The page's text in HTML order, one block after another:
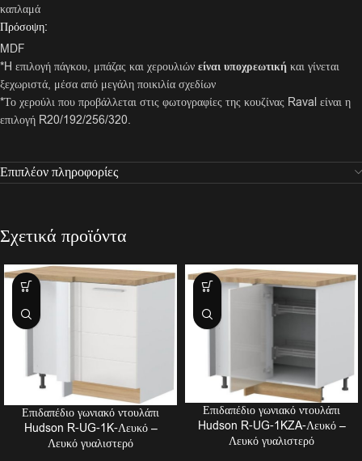
καπλαμά
Πρόσοψη:
MDF
*H επιλογή πάγκου, μπάζας και χερουλιών είναι υποχρεωτική και γίνεται
ξεχωριστά, μέσα από μεγάλη ποικιλία σχεδίων
*Το χερούλι που προβάλλεται στις φωτογραφίες της κουζίνας Raval είναι η
επιλογή R20/192/256/320.
Επιπλέον πληροφορίες
Σχετικά προϊόντα
Επιδαπέδιο γωνιακό ντουλάπι
Hudson R-UG-1K-Λευκό –
Λευκό γυαλιστερό
Επιδαπέδιο γωνιακό ντουλάπι
Hudson R-UG-1KZA-Λευκό –
Λευκό γυαλιστερό